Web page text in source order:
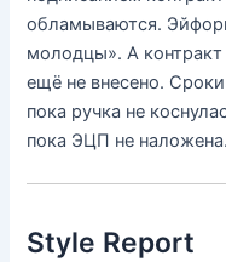
обламываются.
молодцы». А
ещё не внесено.
пока ручка не
пока ЭЦП не наложена.
Style Report